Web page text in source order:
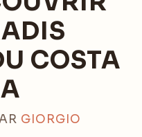
COSTA
GIORGIO